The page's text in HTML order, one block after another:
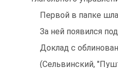
Первой в папке
За ней появился
Доклад с
(Сельвинский,